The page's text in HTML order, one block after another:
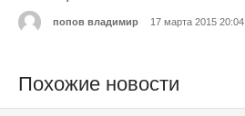
попов владимир 17 марта 2015 20:04
Похожие новости